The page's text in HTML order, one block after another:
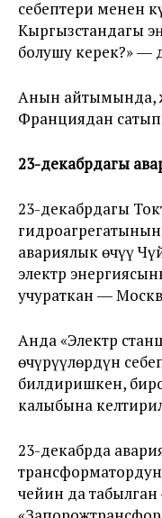
себептери менен
Кыргызстандагы
болушу керек?» ―
Анын айтымында,
Франциядан сатып
23-декабрдагы
23-декабрдагы
авариялык өчүү
электр
учураткан ―
Анда «Электр
өчүрүүлөрдүн
билдиришкен,
калыбына
23-декабрда
чейин да